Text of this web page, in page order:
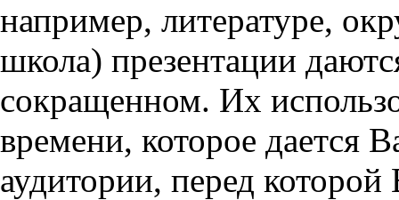
например, литературе,
школа) презентации
сокращенном. Их
времени, которое дается
аудитории, перед